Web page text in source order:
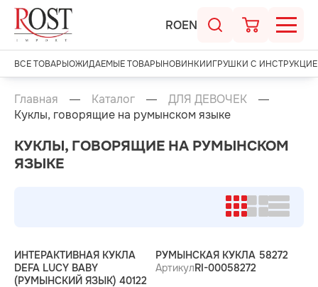
ROEN
ВСЕ ТОВАРЫОЖИДАЕМЫЕ ТОВАРЫНОВИНКИИГРУШКИ С
Главная Каталог
ДЛЯ ДЕВОЧЕК
Куклы, говорящие на румынском языке
КУКЛЫ, ГОВОРЯЩИЕ НА РУМЫНСКОМ
ЯЗЫКЕ
ИНТЕРАКТИВНАЯ КУКЛА
DEFA LUCY BABY
(РУМЫНСКИЙ ЯЗЫК) 40122
РУМЫНСКАЯ КУКЛА 58272
АртикулRI-00058272